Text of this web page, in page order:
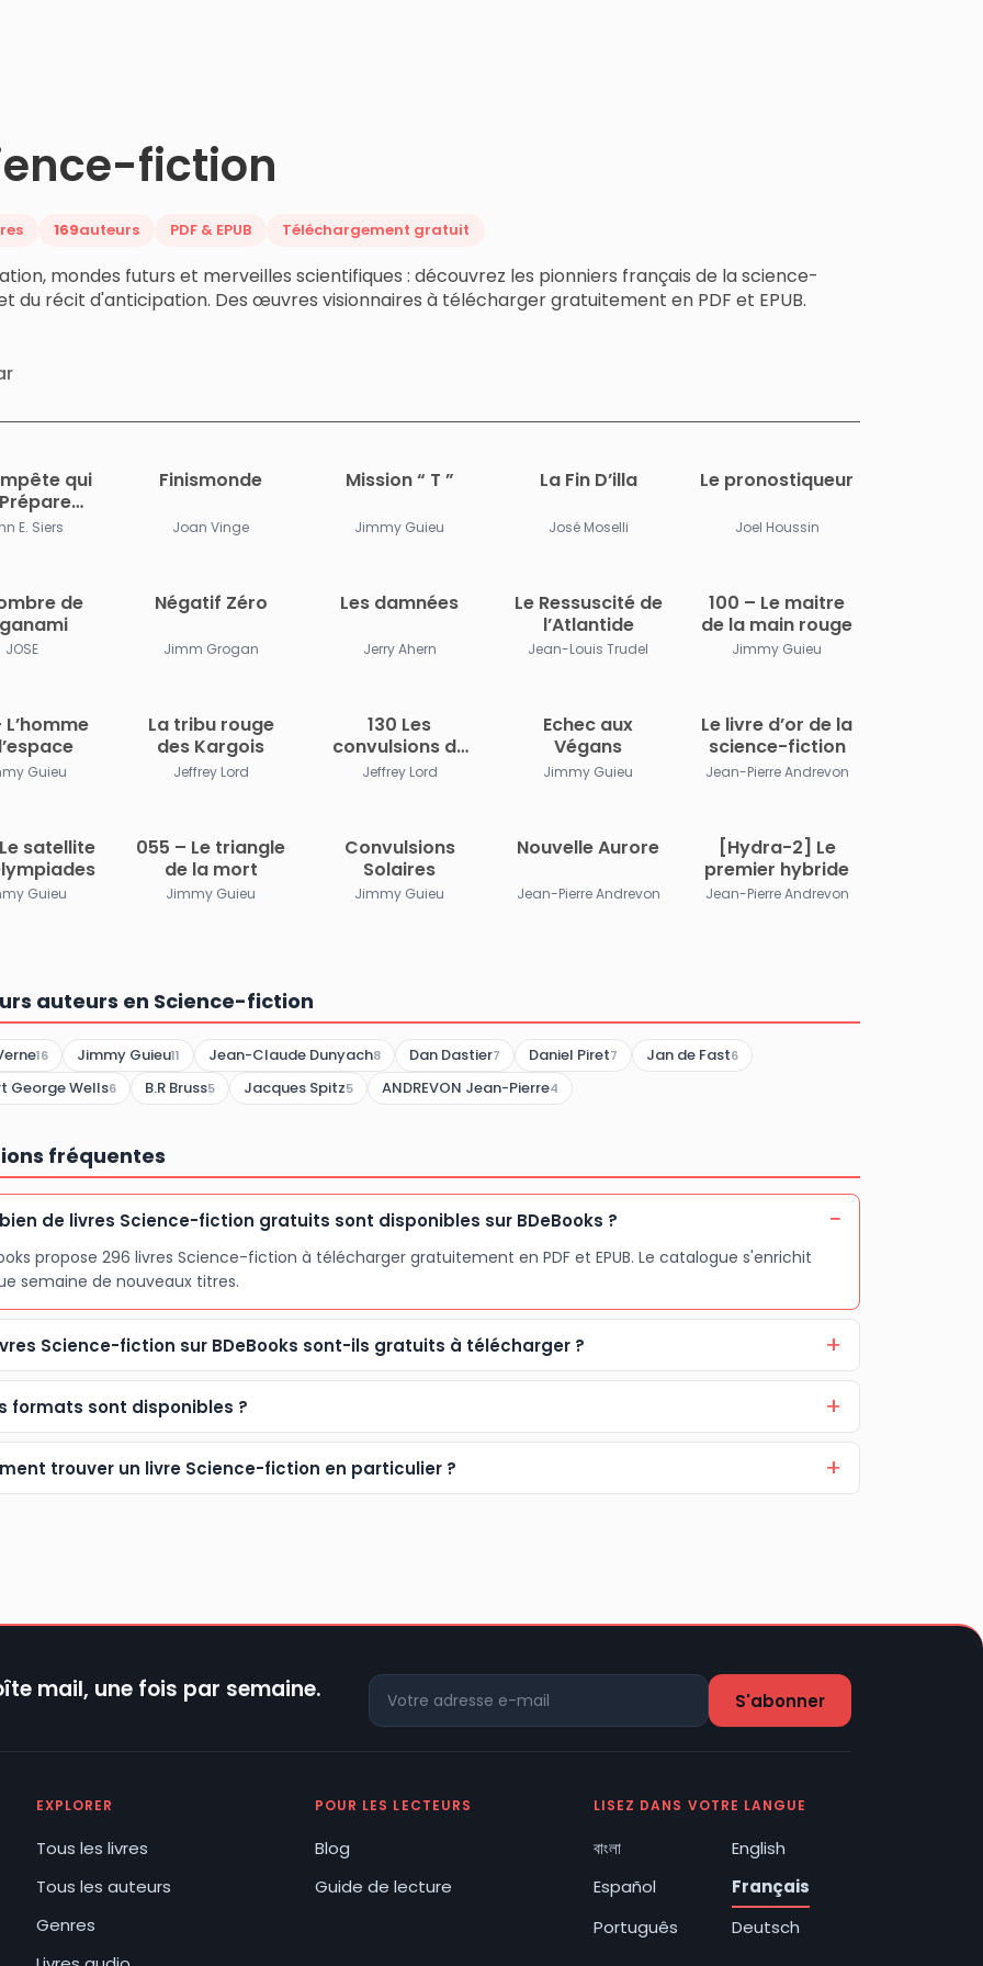
fiction
169auteurs PDF & EPUB Téléchargement gratuit
mondes futurs et merveilles scientifiques : découvrez les pionniers français de la science-
du récit d'anticipation. Des œuvres visionnaires à télécharger gratuitement en PDF et EPUB.
qui
Libre
E. Siers
Finismonde
Joan Vinge
Mission “ T ”
Jimmy Guieu
La Fin D’illa
José Moselli
Le pronostiqueur
Joel Houssin
de
JOSE
Négatif Zéro
Jimm Grogan
Les damnées
Jerry Ahern
Le Ressuscité de
l’Atlantide
Jean-Louis Trudel
100 – Le maitre
de la main rouge
Jimmy Guieu
L’homme
Guieu
La tribu rouge
des Kargois
Jeffrey Lord
130 Les
convulsions du
Temps
Jeffrey Lord
Echec aux
Végans
Jimmy Guieu
Le livre d’or de la
science-fiction
Jean-Pierre Andrevon
satellite
Guieu
055 – Le triangle
de la mort
Jimmy Guieu
Convulsions
Solaires
Jimmy Guieu
Nouvelle Aurore
Jean-Pierre Andrevon
[Hydra-2] Le
premier hybride
Jean-Pierre Andrevon
auteurs en Science-fiction
16 Jimmy Guieu11 Jean-Claude Dunyach8 Dan Dastier7 Daniel Piret7 Jan de Fast6
George Wells6 B.R Bruss5 Jacques Spitz5 ANDREVON Jean-Pierre4
fréquentes
de livres Science-fiction gratuits sont disponibles sur BDeBooks ?
propose 296 livres Science-fiction à télécharger gratuitement en PDF et EPUB. Le catalogue s'enrichit
semaine de nouveaux titres.
Science-fiction sur BDeBooks sont-ils gratuits à télécharger ?
formats sont disponibles ?
trouver un livre Science-fiction en particulier ?
mail, une fois par semaine.
EXPLORER
Tous les livres
Tous les auteurs
Genres
POUR LES LECTEURS
Blog
Guide de lecture
LISEZ DANS VOTRE LANGUE
বাংলা
English
Español
Français
Português
Deutsch